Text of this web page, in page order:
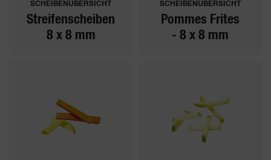
SCHEIBENÜBERSICHT
Streifenscheiben
8 x 8 mm
SCHEIBENÜBERSICHT
Pommes Frites
- 8 x 8 mm